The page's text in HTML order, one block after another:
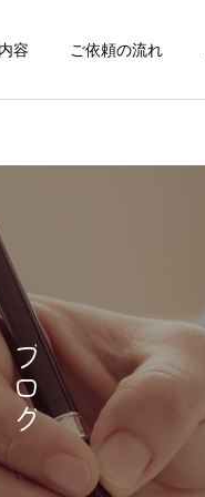
容 ご依頼の流れ
ブログ